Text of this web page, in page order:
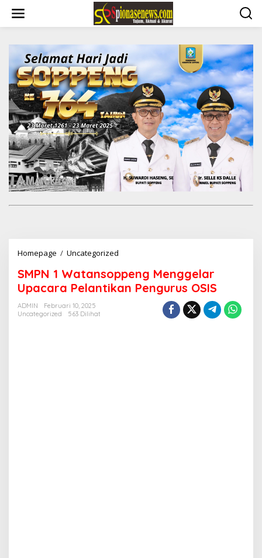
konten
Homepage / Uncategorized
Watansoppeng
Menggelar
Upacara
SMPN 1 Watansoppeng Menggelar
Upacara Pelantikan Pengurus OSIS
ADMIN
Februari 10, 2025
Uncategorized
563 Dilihat